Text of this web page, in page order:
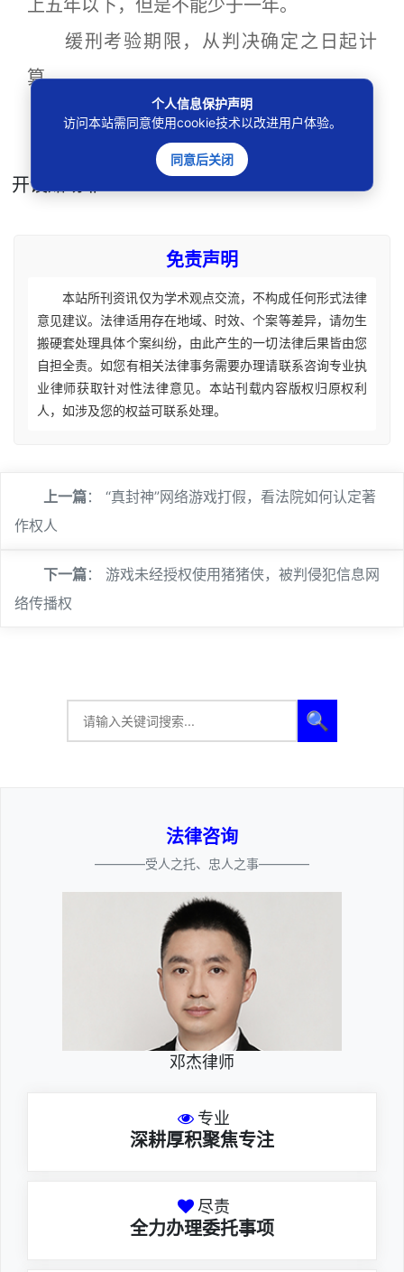
上五年以下，但是不能少于一年。
缓刑考验期限，从判决确定之日起计
算。
赌博功能 游戏机
开设赌场罪
免责声明
本站所刊资讯仅为学术观点交流，不构成任何形式法律
意见建议。法律适用存在地域、时效、个案等差异，请勿生
搬硬套处理具体个案纠纷，由此产生的一切法律后果皆由您
自担全责。如您有相关法律事务需要办理请联系咨询专业执
业律师获取针对性法律意见。本站刊载内容版权归原权利
人，如涉及您的权益可联系处理。
上一篇： “真封神”网络游戏打假，看法院如何认定著
作权人
下一篇： 游戏未经授权使用猪猪侠，被判侵犯信息网
络传播权
🔍
法律咨询
————受人之托、忠人之事————
邓杰律师
专业
深耕厚积聚焦专注
尽责
全力办理委托事项
个人信息保护声明
访问本站需同意使用cookie技术以改进用户体验。
同意后关闭